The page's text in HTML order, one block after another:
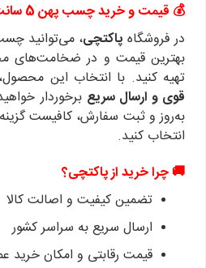
💰 قیمت و خرید چسب پهن 5 سانت کارتن
در فروشگاه پاکتچی
تهیه کنید. با انتخاب این
قوی و ارسال سریع برخوردار
به‌روز و ثبت سفارش، کافیست
انتخاب کنید.
🚚 چرا خرید از پاکتچی؟
تضمین کیفیت و اصالت کالا
ارسال سریع به سراسر کشور
قیمت رقابتی و امکان خرید